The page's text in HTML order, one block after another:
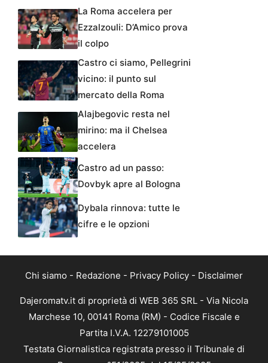
La Roma accelera per
Ezzalzouli: D’Amico prova
il colpo
Castro ci siamo, Pellegrini
vicino: il punto sul
mercato della Roma
Alajbegovic resta nel
mirino: ma il Chelsea
accelera
Castro ad un passo:
Dovbyk apre al Bologna
Dybala rinnova: tutte le
cifre e le opzioni
Chi siamo - Redazione - Privacy Policy - Disclaimer
Dajeromatv.it di proprietà di WEB 365 SRL - Via Nicola
Marchese 10, 00141 Roma (RM) - Codice Fiscale e
Partita I.V.A. 12279101005
Testata Giornalistica registrata presso il Tribunale di